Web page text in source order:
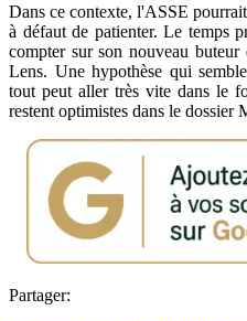
Dans ce contexte, l'ASSE
à défaut de patienter. Le temps
compter sur son nouveau
Lens. Une hypothèse qui
tout peut aller très vite dans le
restent optimistes dans le dossier
Partager: